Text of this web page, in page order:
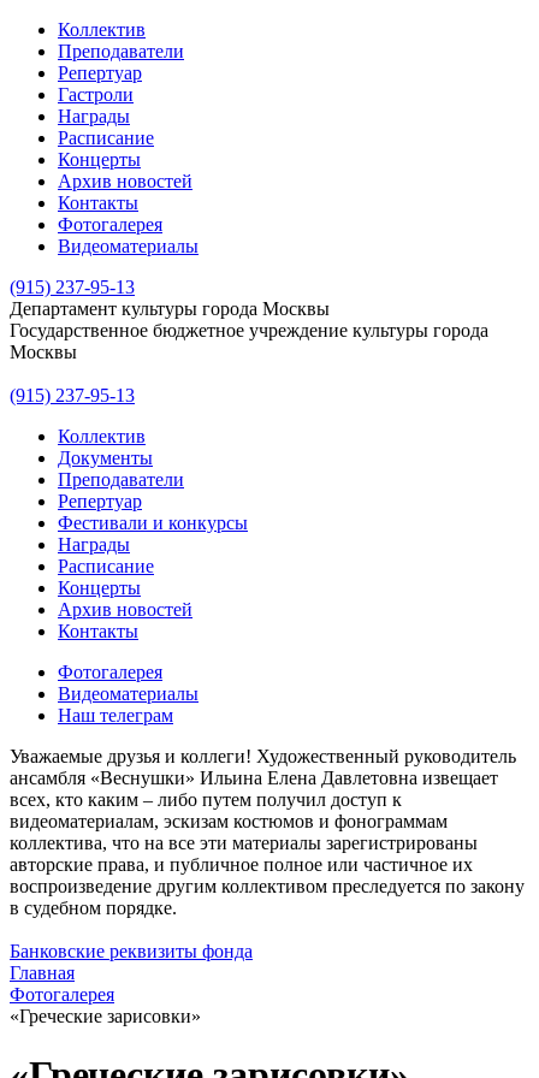
Коллектив
Преподаватели
Репертуар
Гастроли
Награды
Расписание
Концерты
Архив новостей
Контакты
Фотогалерея
Видеоматериалы
(915) 237-95-13
Департамент культуры города Москвы
Государственное бюджетное учреждение культуры города
Москвы
(915) 237-95-13
Коллектив
Документы
Преподаватели
Репертуар
Фестивали и конкурсы
Награды
Расписание
Концерты
Архив новостей
Контакты
Фотогалерея
Видеоматериалы
Наш телеграм
Уважаемые друзья и коллеги! Художественный руководитель
ансамбля «Веснушки» Ильина Елена Давлетовна извещает
всех, кто каким – либо путем получил доступ к
видеоматериалам, эскизам костюмов и фонограммам
коллектива, что на все эти материалы зарегистрированы
авторские права, и публичное полное или частичное их
воспроизведение другим коллективом преследуется по закону
в судебном порядке.
Банковские реквизиты фонда
Главная
Фотогалерея
«Греческие зарисовки»